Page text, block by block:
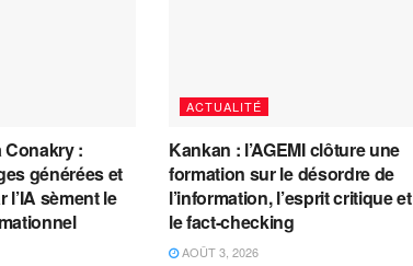
Conakry :
générées et
l’IA sèment le
ACTUALITÉ
Kankan : l’AGEMI clôture une
formation sur le désordre de
l’information, l’esprit critique et
le fact-checking
AOÛT 3, 2026